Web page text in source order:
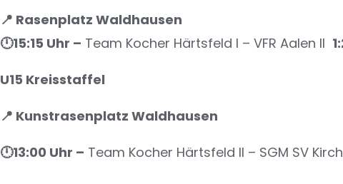
📍 Rasenplatz Waldhausen
🕛15:15 Uhr – Team Kocher Härtsfeld I – VFR Aalen II
U15 Kreisstaffel
📍 Kunstrasenplatz Waldhausen
🕛13:00 Uhr – Team Kocher Härtsfeld II – SGM SV